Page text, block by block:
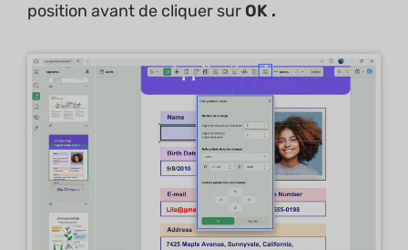
position avant de cliquer sur OK .